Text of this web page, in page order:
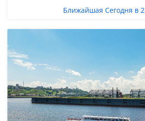
Ближайшая Сегодня в